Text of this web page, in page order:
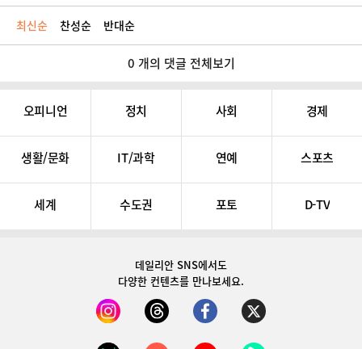
최신순 찬성순 반대순
0 개의 댓글 전체보기
오피니언 정치 사회 경제
생활/문화 IT/과학 연예 스포츠
세계 수도권 포토 D-TV
데일리안 SNS에서도
다양한 컨텐츠를 만나보세요.